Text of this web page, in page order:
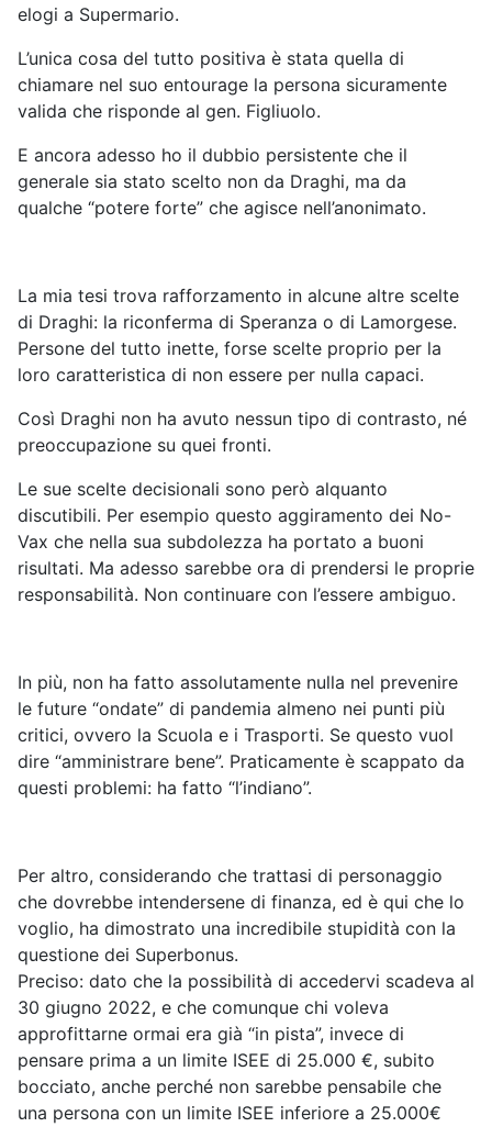
elogi a Supermario.
L’unica cosa del tutto positiva è stata quella di
chiamare nel suo entourage la persona sicuramente
valida che risponde al gen. Figliuolo.
E ancora adesso ho il dubbio persistente che il
generale sia stato scelto non da Draghi, ma da
qualche “potere forte” che agisce nell’anonimato.
La mia tesi trova rafforzamento in alcune altre scelte
di Draghi: la riconferma di Speranza o di Lamorgese.
Persone del tutto inette, forse scelte proprio per la
loro caratteristica di non essere per nulla capaci.
Così Draghi non ha avuto nessun tipo di contrasto, né
preoccupazione su quei fronti.
Le sue scelte decisionali sono però alquanto
discutibili. Per esempio questo aggiramento dei No-
Vax che nella sua subdolezza ha portato a buoni
risultati. Ma adesso sarebbe ora di prendersi le proprie
responsabilità. Non continuare con l’essere ambiguo.
In più, non ha fatto assolutamente nulla nel prevenire
le future “ondate” di pandemia almeno nei punti più
critici, ovvero la Scuola e i Trasporti. Se questo vuol
dire “amministrare bene”. Praticamente è scappato da
questi problemi: ha fatto “l’indiano”.
Per altro, considerando che trattasi di personaggio
che dovrebbe intendersene di finanza, ed è qui che lo
voglio, ha dimostrato una incredibile stupidità con la
questione dei Superbonus.
Preciso: dato che la possibilità di accedervi scadeva al
30 giugno 2022, e che comunque chi voleva
approfittarne ormai era già “in pista”, invece di
pensare prima a un limite ISEE di 25.000 €, subito
bocciato, anche perché non sarebbe pensabile che
una persona con un limite ISEE inferiore a 25.000€